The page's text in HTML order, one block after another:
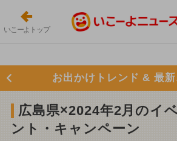
いこーよトップ
お出かけトレンド & 最
広島県×2024年2月のイ
ント・キャンペーン